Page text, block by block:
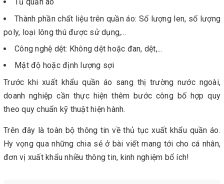
Thành phần chất liệu trên quần áo: Số lượng len, số lượng
poly, loại lông thú được sử dụng,...
Công nghệ dệt: Không dệt hoặc đan, dệt,...
Mật độ hoặc định lượng sợi
Trước khi xuất khẩu quần áo sang thị trường nước ngoài,
doanh nghiệp cần thực hiện thêm bước công bố hợp quy
theo quy chuẩn kỹ thuật hiện hành.
Trên đây là toàn bộ thông tin về thủ tục xuất khẩu quần áo.
Hy vọng qua những chia sẻ ở bài viết mang tới cho cá nhân,
đơn vị xuất khẩu nhiều thông tin, kinh nghiệm bổ ích!